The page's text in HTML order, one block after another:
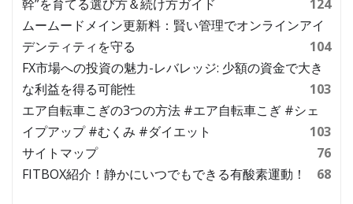
幹”を育てる選び方＆続け方ガイド
124
ムームードメイン更新料：賢い管理でオンラインアイ
デンティティを守る
104
FX市場への投資の魅力-レバレッジ: 少額の資金で大き
な利益を得る可能性
103
エア自転車こぎの3つの方法 #エア自転車こぎ #シェ
イプアップ #むくみ #ダイエット
103
サイトマップ
76
FITBOX紹介！静かにいつでもできる有酸素運動！
68